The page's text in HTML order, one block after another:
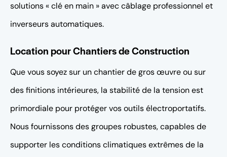
solutions « clé en main » avec câblage professionnel et
inverseurs automatiques.
Location pour Chantiers de Construction
Que vous soyez sur un chantier de gros œuvre ou sur
des finitions intérieures, la stabilité de la tension est
primordiale pour protéger vos outils électroportatifs.
Nous fournissons des groupes robustes, capables de
supporter les conditions climatiques extrêmes de la